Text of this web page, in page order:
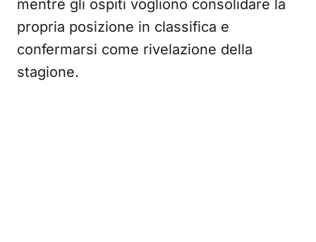
mentre gli ospiti vogliono consolidare la
propria posizione in classifica e
confermarsi come rivelazione della
stagione.